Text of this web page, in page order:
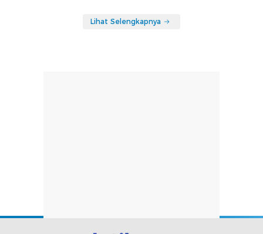
Lihat Selengkapnya